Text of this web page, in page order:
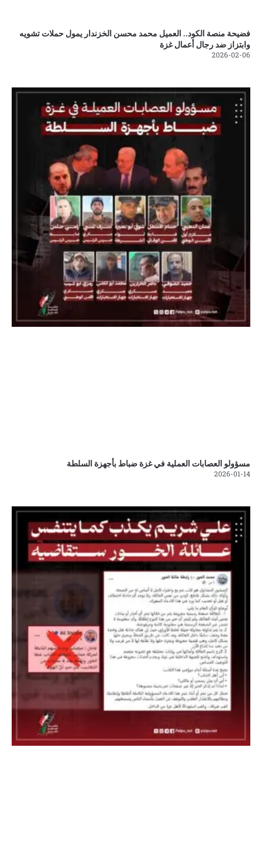
فضيحة منصة الكود.. العميل محمد محسن الخزندار يمول حملات تشويه
وابتزاز ضد رجال أعمال غزة
2026-02-06
مسؤولو العصابات العملية في غزة ضباط بأجهزة السلطة
2026-01-14